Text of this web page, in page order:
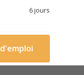
6 jours